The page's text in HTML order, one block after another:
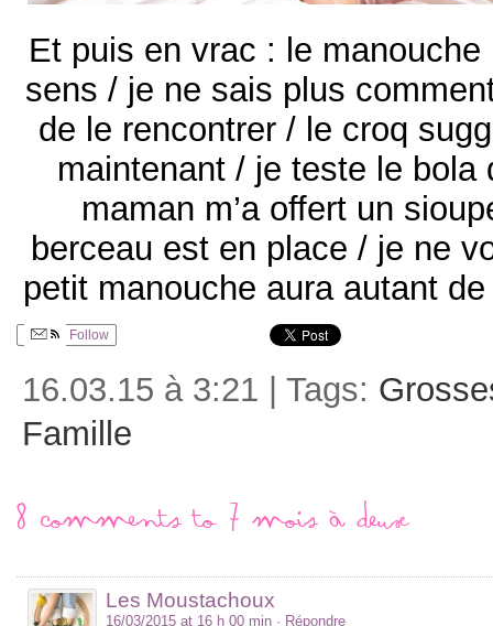
Et puis en vrac : le
sens / je ne sais plus
de le rencontrer / le croq
maintenant / je teste le bola
maman m’a offert un
berceau est en place / je ne
petit manouche aura autant
Follow
16.03.15 à 3:21 | Tags:
Famille
8 comments to 7 mois à deux
Les Moustachoux
16/03/2015 at 16 h 00 min · Répondre